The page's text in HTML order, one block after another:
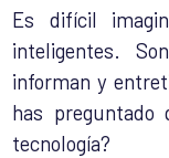
Es difícil
inteligentes.
informan y
has preguntado
tecnología?